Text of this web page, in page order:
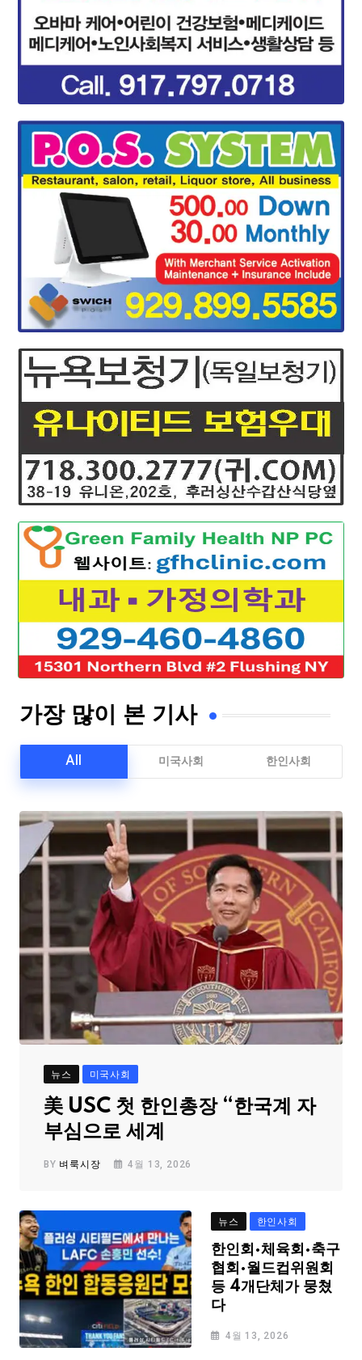
가장 많이 본 기사
All 미국사회 한인사회
뉴스 미국사회
美 USC 첫 한인총장 “한국계 자
부심으로 세계
BY 벼룩시장 4월 13, 2026
뉴스 한인사회
한인회·체육회·축구
협회·월드컵위원회
등 4개단체가 뭉쳤
다
4월 13, 2026